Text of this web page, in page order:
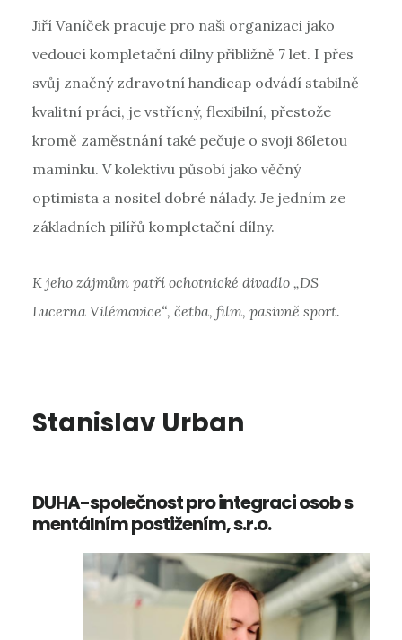
Jiří Vaníček pracuje pro naši organizaci jako
vedoucí kompletační dílny přibližně 7 let. I přes
svůj značný zdravotní handicap odvádí stabilně
kvalitní práci, je vstřícný, flexibilní, přestože
kromě zaměstnání také pečuje o svoji 86letou
maminku. V kolektivu působí jako věčný
optimista a nositel dobré nálady. Je jedním ze
základních pilířů kompletační dílny.
K jeho zájmům patří ochotnické divadlo „DS
Lucerna Vilémovice“, četba, film, pasivně sport.
Stanislav Urban
DUHA-společnost pro integraci osob s
mentálním postižením, s.r.o.